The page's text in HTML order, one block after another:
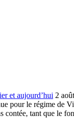
et aujourd’hui 2
pour le régime de
contée, tant que le